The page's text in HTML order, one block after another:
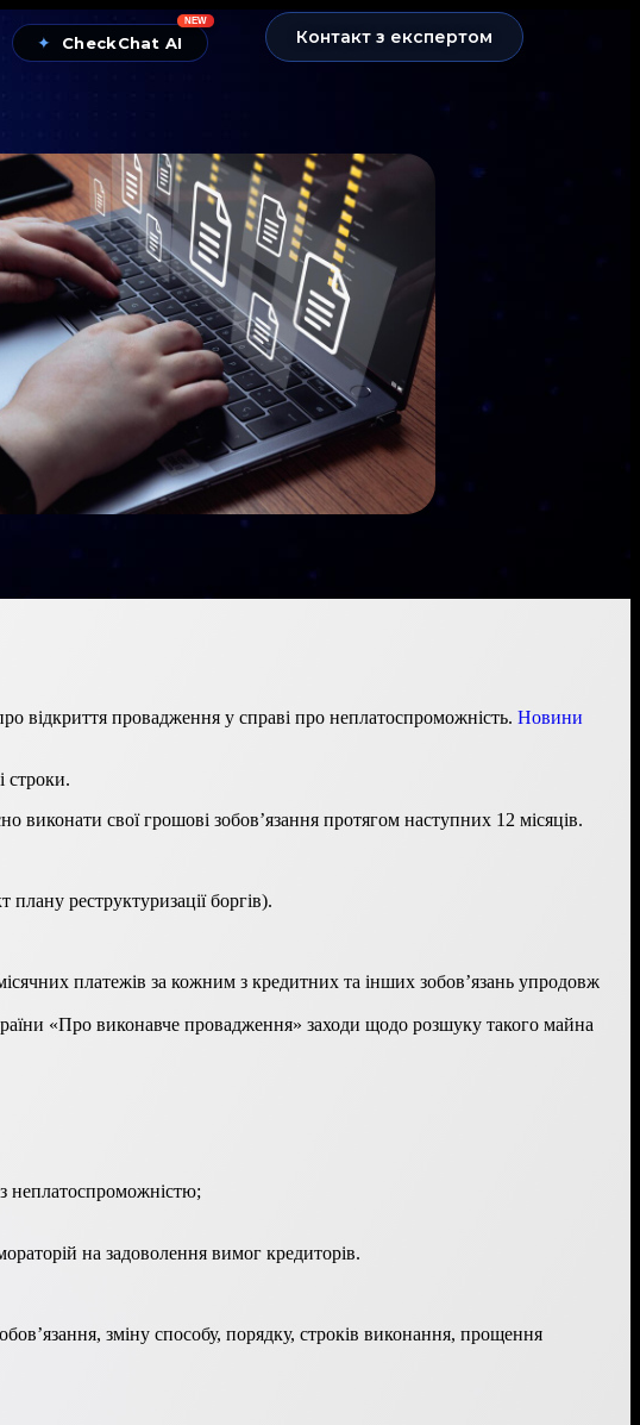
✦ CheckChat AI
NEW
Контакт з експертом
відкриття провадження у справі про неплатоспроможність. Новини
строки.
виконати свої грошові зобов’язання протягом наступних 12 місяців.
реструктуризації боргів).
платежів за кожним з кредитних та інших зобов’язань упродовж
«Про виконавче провадження» заходи щодо розшуку такого майна
з неплатоспроможністю;
на задоволення вимог кредиторів.
зміну способу, порядку, строків виконання, прощення